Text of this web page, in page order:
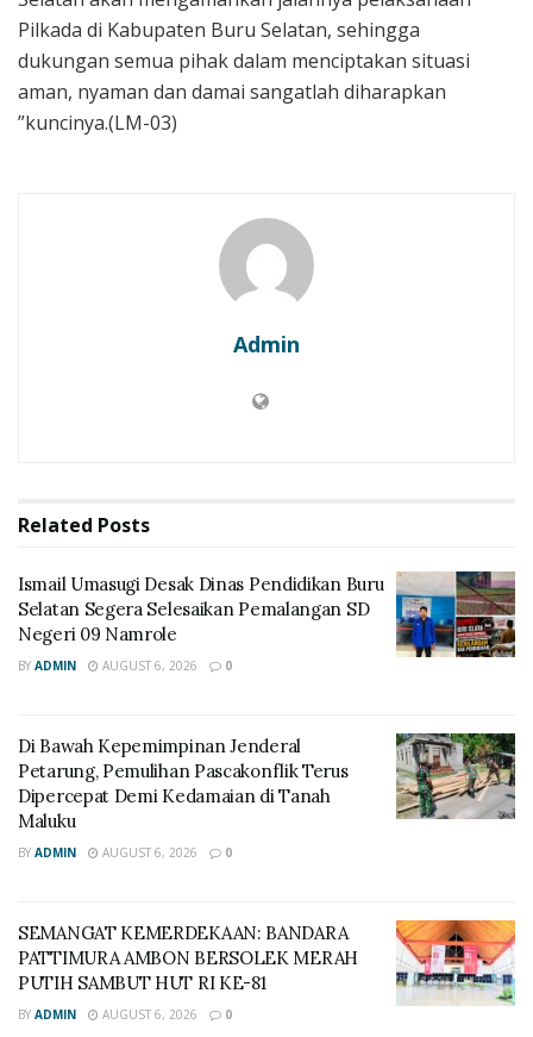
Pilkada di Kabupaten Buru Selatan, sehingga
dukungan semua pihak dalam menciptakan situasi
aman, nyaman dan damai sangatlah diharapkan
”kuncinya.(LM-03)
Admin
Related Posts
Ismail Umasugi Desak Dinas Pendidikan Buru
Selatan Segera Selesaikan Pemalangan SD
Negeri 09 Namrole
BY ADMIN AUGUST 6, 2026 0
Di Bawah Kepemimpinan Jenderal
Petarung, Pemulihan Pascakonflik Terus
Dipercepat Demi Kedamaian di Tanah
Maluku
BY ADMIN AUGUST 6, 2026 0
SEMANGAT KEMERDEKAAN: BANDARA
PATTIMURA AMBON BERSOLEK MERAH
PUTIH SAMBUT HUT RI KE-81
BY ADMIN AUGUST 6, 2026 0